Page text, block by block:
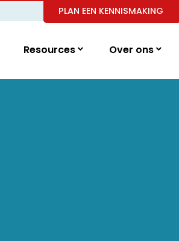
PLAN EEN KENNISMAKING
Resources Over ons